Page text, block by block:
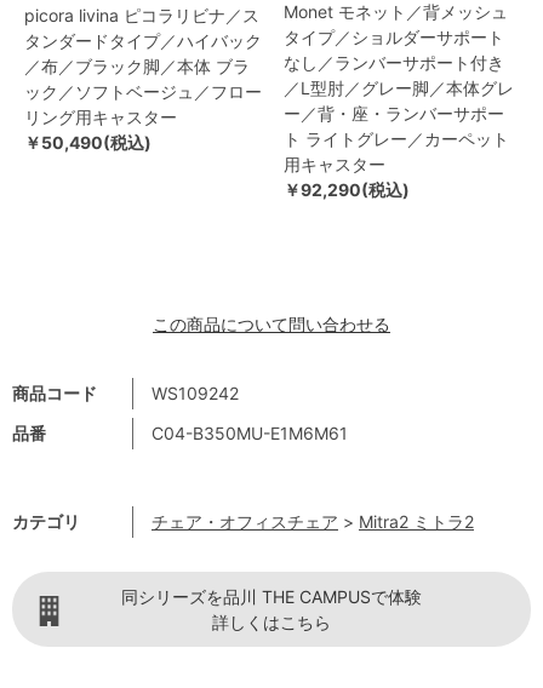
商品コード
WS109242
品番
C04-B350MU-E1M6M61
カテゴリ チェア・オフィスチェア > Mitra2 ミトラ2
picora livina ピコラリビナ／ス
タンダードタイプ／ハイバック
／布／ブラック脚／本体 ブラ
ック／ソフトベージュ／フロー
リング用キャスター
￥50,490(税込)
Monet モネット／背メッシュ
タイプ／ショルダーサポート
なし／ランバーサポート付き
／L型肘／グレー脚／本体グレ
ー／背・座・ランバーサポー
ト ライトグレー／カーペット
用キャスター
￥92,290(税込)
この商品について問い合わせる
同シリーズを品川 THE CAMPUSで体験
詳しくはこちら